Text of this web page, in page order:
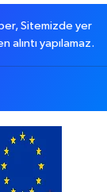
Sitemizde yer
alıntı yapılamaz.